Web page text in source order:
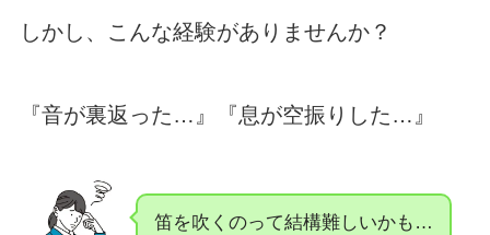
しかし、こんな経験がありませんか？
『音が裏返った…』『息が空振りした…』
笛を吹くのって結構難しいかも…